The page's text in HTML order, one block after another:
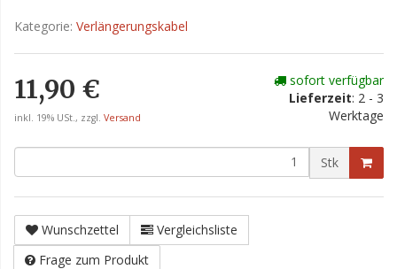
Kategorie: Verlängerungskabel
11,90 €
inkl. 19% USt., zzgl. Versand
sofort verfügbar
Lieferzeit: 2 - 3
Werktage
Stk
Wunschzettel
Vergleichsliste
Frage zum Produkt